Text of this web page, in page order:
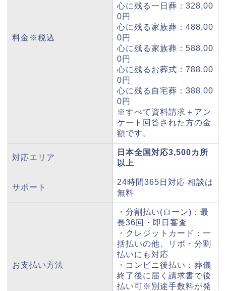
料金※税込
心に残る一日葬：328,00
0円
心に残る家族葬：488,00
0円
心に残る家族葬：588,00
0円
心に残るお葬式：788,00
0円
心に残る自宅葬：388,00
0円
※すべて資料請求＋アン
ケート回答された方の金
額です。
対応エリア
日本全国対応3,500カ所
以上
サポート
24時間365日対応 相談は
無料
お支払い方法
・分割払い(ローン)：最
長36回・即日審査
・クレジットカード：一
括払いの他、リボ・分割
払いにも対応
・コンビニ後払い：葬儀
終了後に届く請求書で後
払い可※別途手数料が発